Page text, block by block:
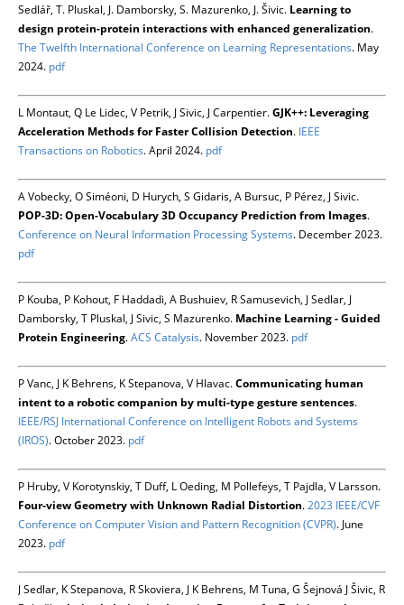
Sedlář, T. Pluskal, J. Damborsky, S. Mazurenko, J. Šivic. Learning to
design protein-protein interactions with enhanced generalization.
The Twelfth International Conference on Learning Representations. May
2024. pdf
L Montaut, Q Le Lidec, V Petrik, J Sivic, J Carpentier.GJK++: Leveraging
Acceleration Methods for Faster Collision Detection. IEEE
Transactions on Robotics. April 2024. pdf
A Vobecky, O Siméoni, D Hurych, S Gidaris, A Bursuc, P Pérez, J Sivic.
POP-3D: Open-Vocabulary 3D Occupancy Prediction from Images.
Conference on Neural Information Processing Systems. December 2023.
pdf
P Kouba, P Kohout, F Haddadi, A Bushuiev, R Samusevich, J Sedlar, J
Damborsky, T Pluskal, J Sivic, S Mazurenko. Machine Learning - Guided
Protein Engineering.ACS Catalysis. November 2023. pdf
P Vanc, J K Behrens, K Stepanova, V Hlavac.Communicating human
intent to a robotic companion by multi-type gesture sentences.
IEEE/RSJ International Conference on Intelligent Robots and Systems
(IROS). October 2023. pdf
P Hruby, V Korotynskiy, T Duff, L Oeding, M Pollefeys, T Pajdla, V Larsson.
Four-view Geometry with Unknown Radial Distortion.2023 IEEE/CVF
Conference on Computer Vision and Pattern Recognition (CVPR). June
2023. pdf
J Sedlar, K Stepanova, R Skoviera, J K Behrens, M Tuna, G Šejnová J Šivic, R